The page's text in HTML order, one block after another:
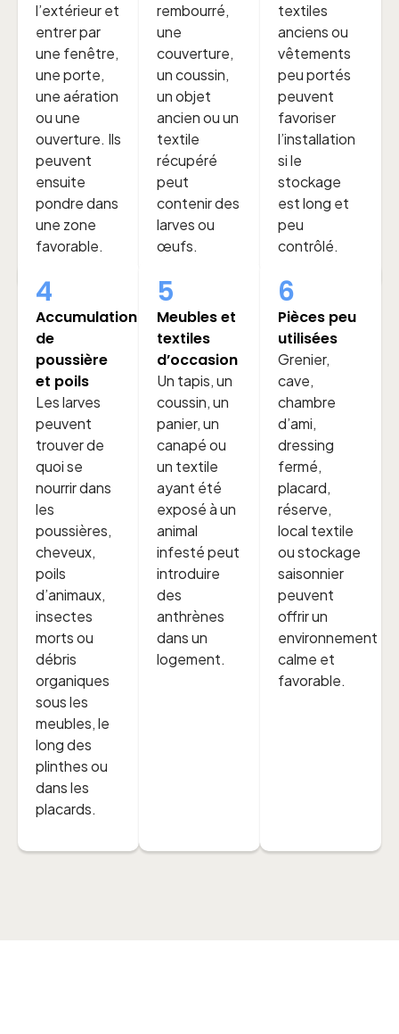
l’extérieur et
entrer par
une fenêtre,
une porte,
une aération
ou une
ouverture. Ils
peuvent
ensuite
pondre dans
une zone
favorable.
rembourré,
une
couverture,
un coussin,
un objet
ancien ou un
textile
récupéré
peut
contenir des
larves ou
œufs.
textiles
anciens ou
vêtements
peu portés
peuvent
favoriser
l’installation
si le
stockage
est long et
peu
contrôlé.
4
Accumulation
de
poussière
et poils
Les larves
peuvent
trouver de
quoi se
nourrir dans
les
poussières,
cheveux,
poils
d’animaux,
insectes
morts ou
débris
organiques
sous les
meubles, le
long des
plinthes ou
dans les
placards.
5
Meubles et
textiles
d’occasion
Un tapis, un
coussin, un
panier, un
canapé ou
un textile
ayant été
exposé à un
animal
infesté peut
introduire
des
anthrènes
dans un
logement.
6
Pièces peu
utilisées
Grenier,
cave,
chambre
d’ami,
dressing
fermé,
placard,
réserve,
local textile
ou stockage
saisonnier
peuvent
offrir un
environnement
calme et
favorable.